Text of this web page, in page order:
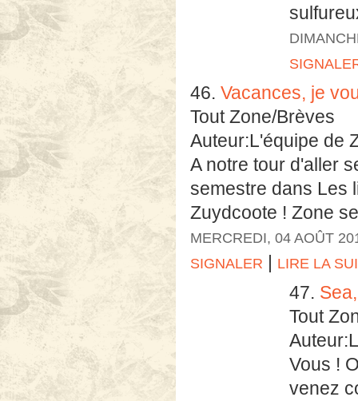
46. Vacances, je
Tout Zone/Brèves
Auteur:L'équipe de
A notre tour d'aller
semestre dans Les
Zuydcoote ! Zone
MERCREDI, 04 AOÛT
SIGNALER | LIRE LA
47.
Tout
Vous !
venez